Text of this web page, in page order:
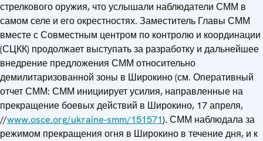
стрелкового оружия, что услышали наблюдатели СММ в
самом селе и его окрестностях. Заместитель Главы СММ
вместе с Совместным центром по контролю и координации
(СЦКК) продолжает выступать за разработку и дальнейшее
внедрение предложения СММ относительно
демилитаризованной зоны в Широкино (см. Оперативный
отчет СММ: СММ инициирует усилия, направленные на
прекращение боевых действий в Широкино, 17 апреля,
//www.osce.org/ukraine-smm/151571). СММ наблюдала за
режимом прекращения огня в Широкино в течение дня, и к